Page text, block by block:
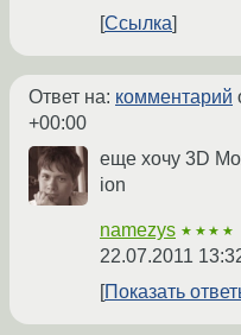
Ссылка
Ответ на: комментарий
+00:00
еще хочу 3D
ion
namezys ★★★★
22.07.2011
Показать